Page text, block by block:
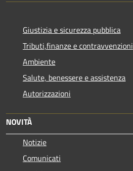
Giustizia e sicurezza pubblica
Tributi,finanze e contravvenzioni
Ambiente
Salute, benessere e assistenza
Autorizzazioni
NOVITÀ
Notizie
Comunicati